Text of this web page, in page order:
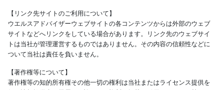
【リンク先サイトのご利用について】
ウエルスアドバイザーウェブサイトの各コンテンツからは外部のウェブ
サイトなどへリンクをしている場合があります。リンク先のウェブサイ
トは当社が管理運営するものではありません。その内容の信頼性などに
ついて当社は責任を負いません。
【著作権等について】
著作権等の知的所有権その他一切の権利は当社またはライセンス提供を